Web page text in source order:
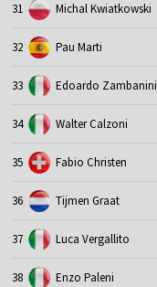
31 Michal Kwiatkowski
32 Pau Marti
33 Edoardo Zambanini
34 Walter Calzoni
35 Fabio Christen
36 Tijmen Graat
37 Luca Vergallito
38 Enzo Paleni